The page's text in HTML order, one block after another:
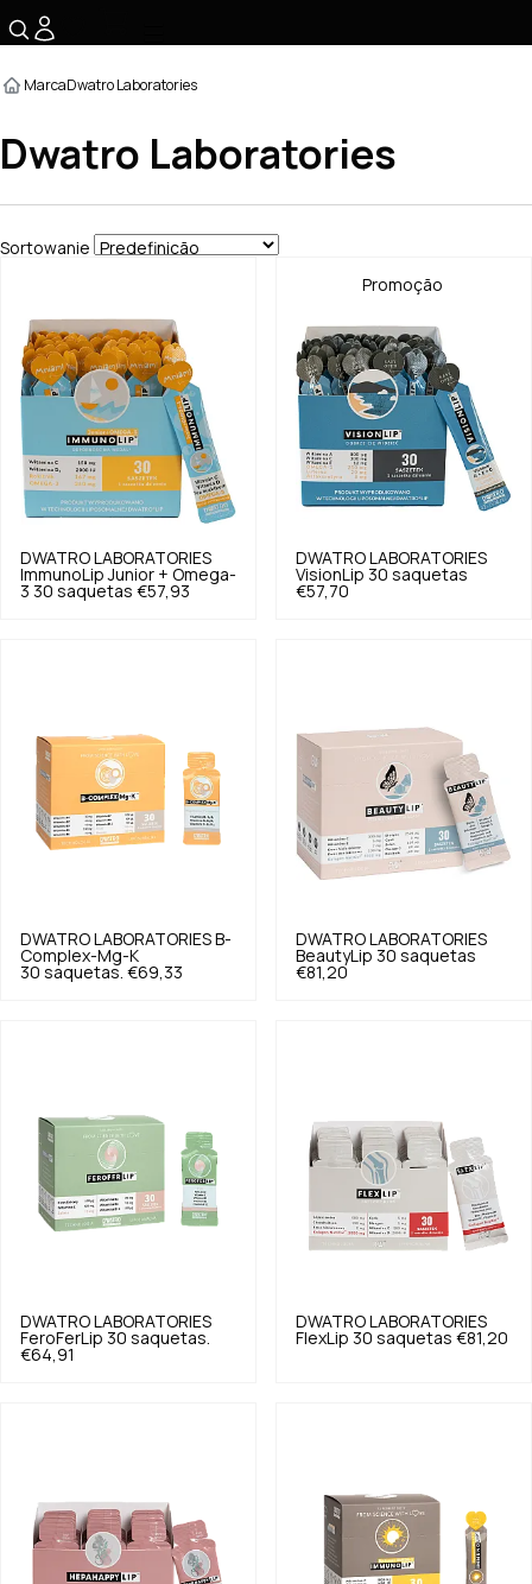
MarcaDwatro Laboratories
Dwatro Laboratories
Sortowanie
DWATRO LABORATORIES
ImmunoLip Junior + Omega-
3 30 saquetas €57,93
Promoção
DWATRO LABORATORIES
VisionLip 30 saquetas
€57,70
DWATRO LABORATORIES B-
Complex-Mg-K
30 saquetas. €69,33
DWATRO LABORATORIES
BeautyLip 30 saquetas
€81,20
DWATRO LABORATORIES
FeroFerLip 30 saquetas.
€64,91
DWATRO LABORATORIES
FlexLip 30 saquetas €81,20